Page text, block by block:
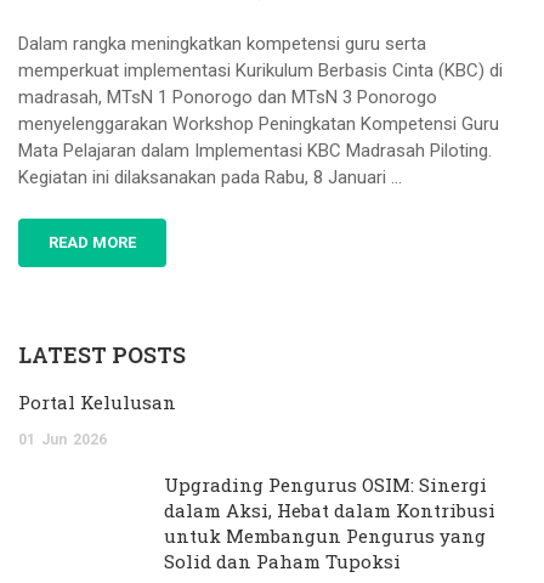
Dalam rangka meningkatkan kompetensi guru serta
memperkuat implementasi Kurikulum Berbasis Cinta (KBC) di
madrasah, MTsN 1 Ponorogo dan MTsN 3 Ponorogo
menyelenggarakan Workshop Peningkatan Kompetensi Guru
Mata Pelajaran dalam Implementasi KBC Madrasah Piloting.
Kegiatan ini dilaksanakan pada Rabu, 8 Januari …
READ MORE
LATEST POSTS
Portal Kelulusan
01 Jun 2026
Upgrading Pengurus OSIM: Sinergi
dalam Aksi, Hebat dalam Kontribusi
untuk Membangun Pengurus yang
Solid dan Paham Tupoksi